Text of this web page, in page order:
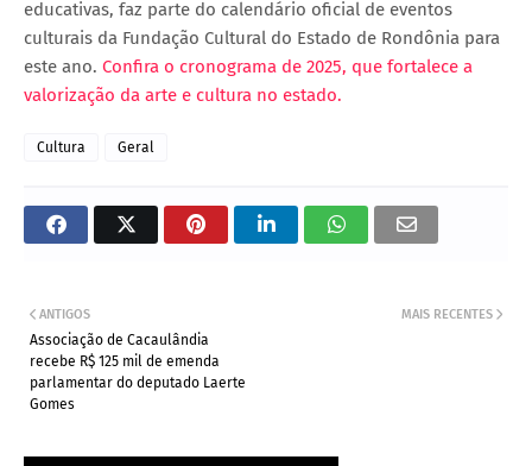
educativas, faz parte do calendário oficial de eventos
culturais da Fundação Cultural do Estado de Rondônia para
este ano. Confira o cronograma de 2025, que fortalece a
valorização da arte e cultura no estado.
Cultura Geral
MAIS RECENTES
ANTIGOS
Associação de Cacaulândia
recebe R$ 125 mil de emenda
parlamentar do deputado Laerte
Gomes